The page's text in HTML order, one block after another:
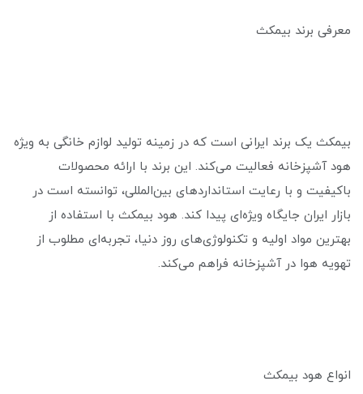
معرفی برند بیمکث
بیمکث یک برند ایرانی است که در زمینه تولید لوازم خانگی به ویژه
هود آشپزخانه فعالیت می‌کند. این برند با ارائه محصولات
باکیفیت و با رعایت استانداردهای بین‌المللی، توانسته است در
بازار ایران جایگاه ویژه‌ای پیدا کند. هود بیمکث با استفاده از
بهترین مواد اولیه و تکنولوژی‌های روز دنیا، تجربه‌ای مطلوب از
تهویه هوا در آشپزخانه فراهم می‌کند.
انواع هود بیمکث